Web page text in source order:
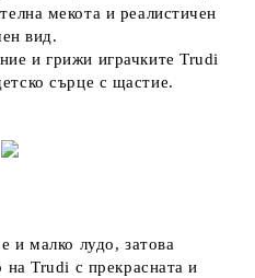
мекота и реалистичен
вид.
и грижи играчките Trudi
сърце с щастие.
и малко лудо, затова
на Trudi с прекрасната и